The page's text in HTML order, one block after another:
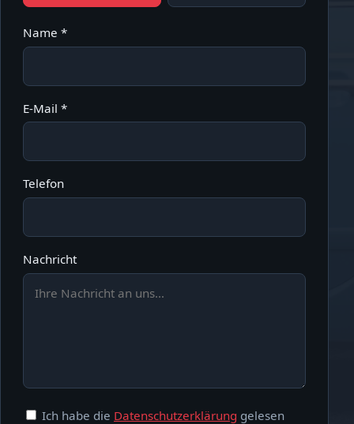
Name *
E-Mail *
Telefon
Nachricht
Ich habe die Datenschutzerklärung gelesen